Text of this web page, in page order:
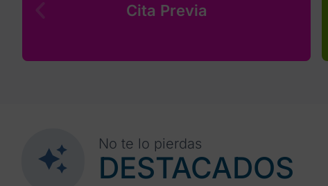
Cita Previa
No te lo pierdas
DESTACADOS